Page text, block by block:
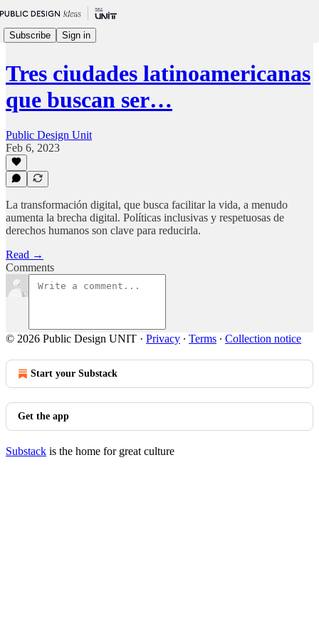
Subscribe Sign in
Tres ciudades latinoamericanas
que buscan ser…
Public Design Unit
Feb 6, 2023
La transformación digital, que busca facilitar la vida, a menudo
aumenta la brecha digital. Políticas inclusivas y respetuosas de
derechos humanos son clave para reducirla.
Read →
Comments
© 2026 Public Design UNIT · Privacy ∙ Terms ∙ Collection notice
Start your Substack
Get the app
Substack is the home for great culture